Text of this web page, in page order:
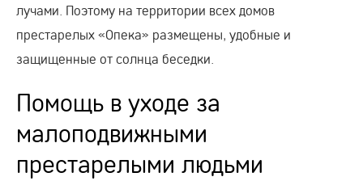
лучами. Поэтому на территории всех домов
престарелых «Опека» размещены, удобные и
защищенные от солнца беседки.
Помощь в уходе за
малоподвижными
престарелыми людьми